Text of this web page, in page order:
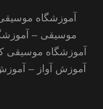
آموزشگاه
موسیقی –
آموزشگاه موسیقی
آموزش آواز –